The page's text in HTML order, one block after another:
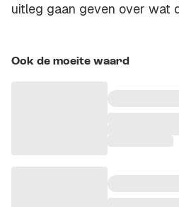
uitleg gaan geven over wat
Ook de moeite waard